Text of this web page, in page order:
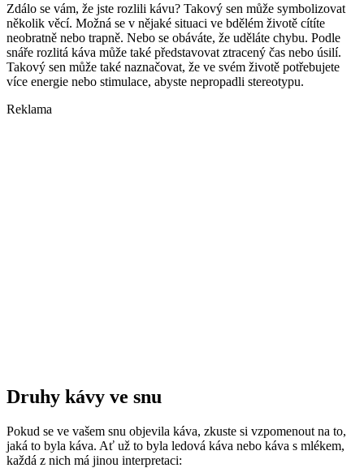
Zdálo se vám, že jste rozlili kávu? Takový sen může symbolizovat
několik věcí. Možná se v nějaké situaci ve bdělém životě cítíte
neobratně nebo trapně. Nebo se obáváte, že uděláte chybu. Podle
snáře rozlitá káva může také představovat ztracený čas nebo úsilí.
Takový sen může také naznačovat, že ve svém životě potřebujete
více energie nebo stimulace, abyste nepropadli stereotypu.
Reklama
Druhy kávy ve snu
Pokud se ve vašem snu objevila káva, zkuste si vzpomenout na to,
jaká to byla káva. Ať už to byla ledová káva nebo káva s mlékem,
každá z nich má jinou interpretaci: